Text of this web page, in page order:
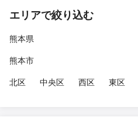
エリアで絞り込む
熊本県
熊本市
北区
中央区 西区 東区